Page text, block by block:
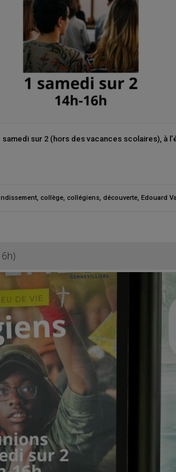
sur 2 (hors des vacances scolaires), à
, collège, collégiens, découverte, Edouard